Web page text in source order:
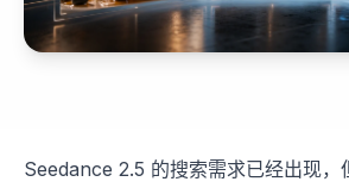
Seedance 2.5 的搜索需求已经出现，